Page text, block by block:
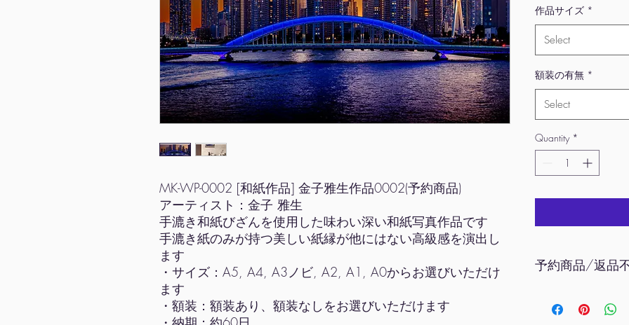
MK-WP-0002 [和紙作品] 金子雅生作品0002(予約商品)
アーティスト：金子 雅生
手漉き和紙びざんを使用した味わい深い和紙写真作品です
手漉き紙のみが持つ美しい紙縁が他にはない高級感を演出し
ます
・サイズ：A5, A4, A3ノビ, A2, A1, A0からお選びいただけ
ます
・額装：額装あり、額装なしをお選びいただけます
作品サイズ *
Select
額装の有無 *
Select
Quantity *
予約商品/返品